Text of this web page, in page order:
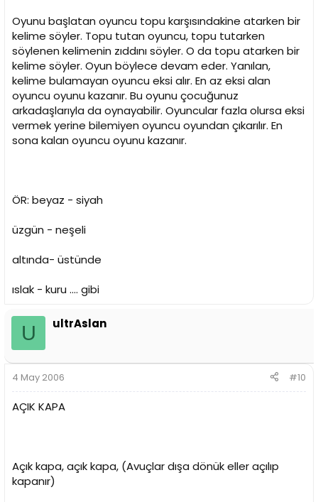
Oyunu başlatan oyuncu topu karşısındakine atarken bir
kelime söyler. Topu tutan oyuncu, topu tutarken
söylenen kelimenin zıddını söyler. O da topu atarken bir
kelime söyler. Oyun böylece devam eder. Yanılan,
kelime bulamayan oyuncu eksi alır. En az eksi alan
oyuncu oyunu kazanır. Bu oyunu çocuğunuz
arkadaşlarıyla da oynayabilir. Oyuncular fazla olursa eksi
vermek yerine bilemiyen oyuncu oyundan çıkarılır. En
sona kalan oyuncu oyunu kazanır.
ÖR: beyaz - siyah
üzgün - neşeli
altında- üstünde
ıslak - kuru .... gibi
U ultrAslan
4 May 2006 #10
AÇIK KAPA
Açık kapa, açık kapa, (Avuçlar dışa dönük eller açılıp
kapanır)